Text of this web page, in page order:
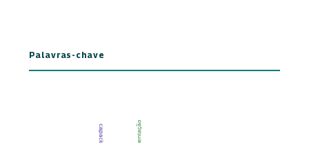
Palavras-chave